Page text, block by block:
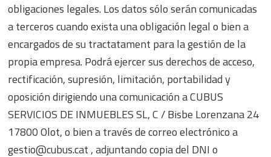
obligaciones legales. Los datos sólo serán comunicadas
a terceros cuando exista una obligación legal o bien a
encargados de su tractatament para la gestión de la
propia empresa. Podrá ejercer sus derechos de acceso,
rectificación, supresión, limitación, portabilidad y
oposición dirigiendo una comunicación a CUBUS
SERVICIOS DE INMUEBLES SL, C / Bisbe Lorenzana 24
17800 Olot, o bien a través de correo electrónico a
gestio@cubus.cat , adjuntando copia del DNI o